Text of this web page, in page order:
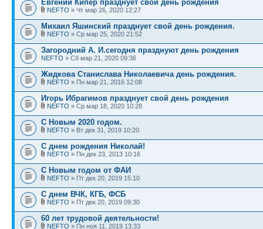
Евгений Кипер празднует свой день рождения
NEFTO » Чт мар 26, 2020 12:27
Михаил Яшинский празднует свой день рождения.
NEFTO » Ср мар 25, 2020 21:52
Загородний А. И.сегодня празднуют день рождения
NEFTO » Сб мар 21, 2020 09:36
Жидкова Станислава Николаевича день рождения.
NEFTO » Пн мар 21, 2016 12:08
Игорь Ибрагимов празднует свой день рождения
NEFTO » Ср мар 18, 2020 10:28
С Новым 2020 годом.
NEFTO » Вт дек 31, 2019 10:20
С днем рождения Николай!
NEFTO » Пн дек 23, 2013 10:16
С Новым годом от ФАИ
NEFTO » Пт дек 20, 2019 15:10
С днем ВЧК, КГБ, ФСБ
NEFTO » Пт дек 20, 2019 09:30
60 лет трудовой деятельности!
NEFTO » Пн ноя 11, 2019 13:33